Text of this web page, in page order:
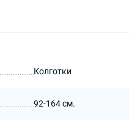
Колготки
92-164 см.